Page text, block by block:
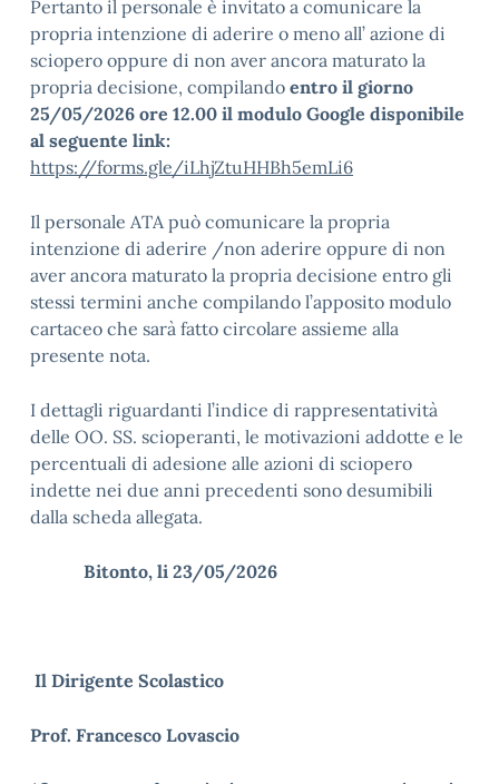
Pertanto il personale è invitato a comunicare la
propria intenzione di aderire o meno all’ azione di
sciopero oppure di non aver ancora maturato la
propria decisione, compilando entro il giorno
25/05/2026 ore 12.00 il modulo Google disponibile
al seguente link:
https://forms.gle/iLhjZtuHHBh5emLi6
Il personale ATA può comunicare la propria
intenzione di aderire /non aderire oppure di non
aver ancora maturato la propria decisione entro gli
stessi termini anche compilando l’apposito modulo
cartaceo che sarà fatto circolare assieme alla
presente nota.
I dettagli riguardanti l’indice di rappresentatività
delle OO. SS. scioperanti, le motivazioni addotte e le
percentuali di adesione alle azioni di sciopero
indette nei due anni precedenti sono desumibili
dalla scheda allegata.
Bitonto, li 23/05/2026
Il Dirigente Scolastico
Prof. Francesco Lovascio